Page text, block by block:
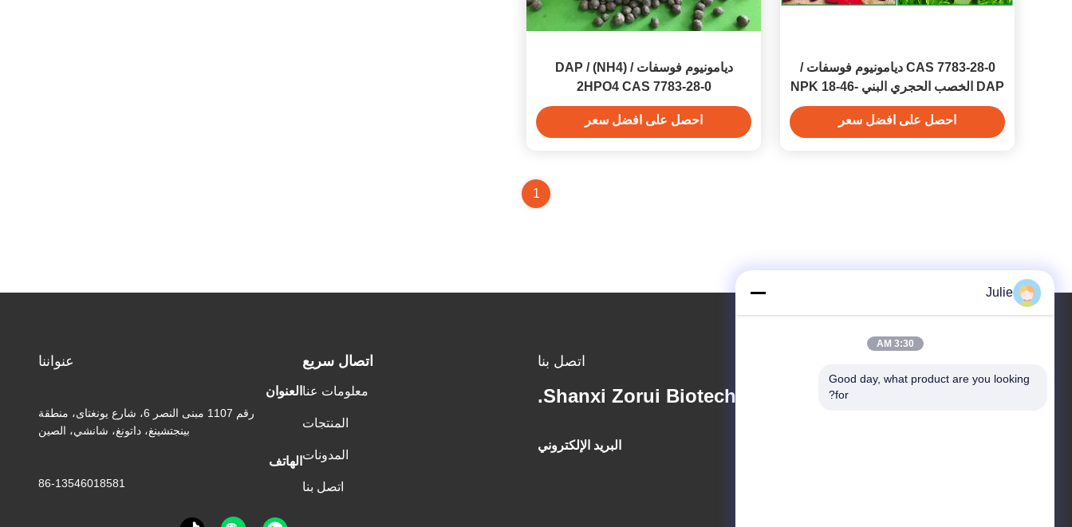
CAS 7783-28-0 ديامونيوم فوسفات /
DAP الخصب الحجري البني NPK 18-46-
0 21-53-0
احصل على افضل سعر
ديامونيوم فوسفات / DAP / (NH4)
2HPO4 CAS 7783-28-0
احصل على افضل سعر
1
اتصل بنا
Shanxi Zorui Biotechnology Co., Ltd.
البريد الإلكتروني
اتصال سريع
معلومات عنا
المنتجات
المدونات
اتصل بنا
عنواننا
العنوان
رقم 1107 مبنى النصر 6، شارع يونغتاى، منطقة
بينجتشينغ، داتونغ، شانشي، الصين
الهاتف
86-13546018581
Julie
3:30 AM
Good day, what product are you looking
for?